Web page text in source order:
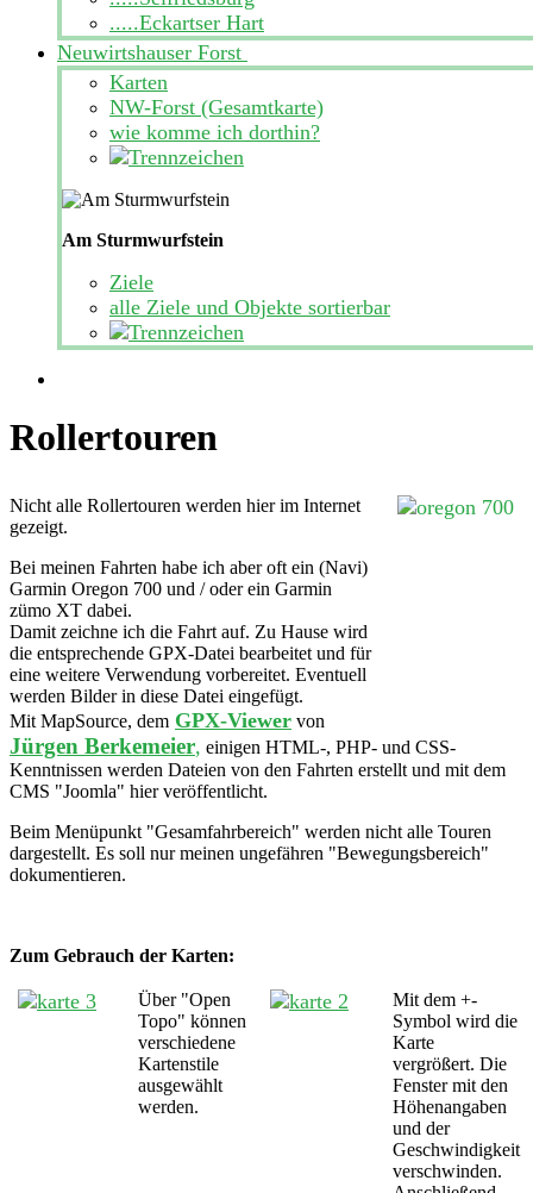
.....Eckartser Hart
Neuwirtshauser Forst
Karten
NW-Forst (Gesamtkarte)
wie komme ich dorthin?
Am Sturmwurfstein
Ziele
alle Ziele und Objekte sortierbar
Rollertouren
Nicht alle Rollertouren werden hier im Internet
gezeigt.
Bei meinen Fahrten habe ich aber oft ein (Navi)
Garmin Oregon 700 und / oder ein Garmin
zümo XT dabei.
Damit zeichne ich die Fahrt auf. Zu Hause wird
die entsprechende GPX-Datei bearbeitet und für
eine weitere Verwendung vorbereitet. Eventuell
werden Bilder in diese Datei eingefügt.
Mit MapSource, dem GPX-Viewer von
Jürgen Berkemeier, einigen HTML-, PHP- und CSS-
Kenntnissen werden Dateien von den Fahrten erstellt und mit dem
CMS "Joomla" hier veröffentlicht.
Beim Menüpunkt "Gesamfahrbereich" werden nicht alle Touren
dargestellt. Es soll nur meinen ungefähren "Bewegungsbereich"
dokumentieren.
Zum Gebrauch der Karten:
Über "Open
Topo" können
verschiedene
Kartenstile
ausgewählt
werden.
Mit dem +-
Symbol wird die
Karte
vergrößert. Die
Fenster mit den
Höhenangaben
und der
Geschwindigkeit
verschwinden.